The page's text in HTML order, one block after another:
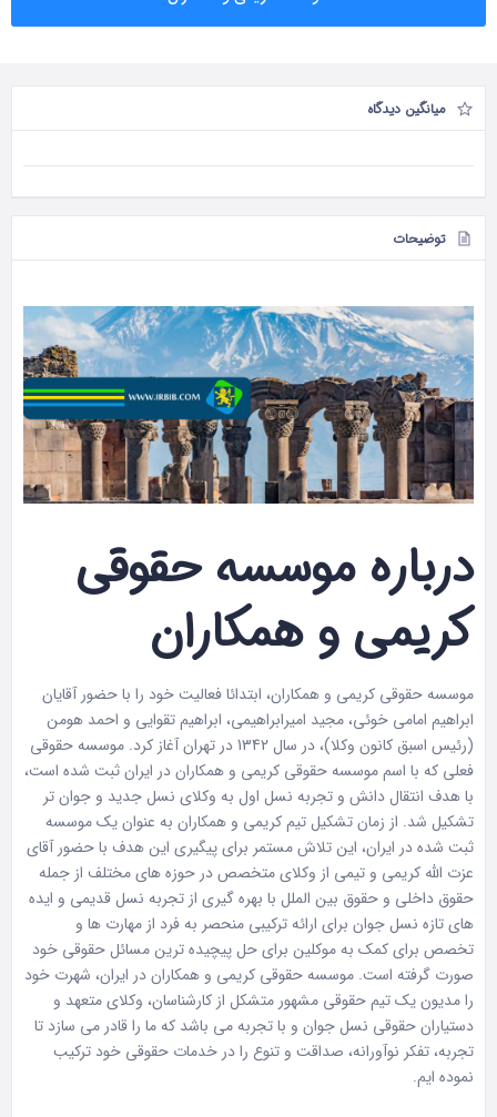
میانگین دیدگاه
توضیحات
درباره موسسه حقوقی
کریمی و همکاران
موسسه حقوقی کریمی و همکاران، ابتدائا فعالیت خود را با حضور آقایان
ابراهیم امامی خوئی، مجید امیرابراهیمی، ابراهیم تقوایی و احمد هومن
(رئیس اسبق کانون وکلا)، در سال 1342 در تهران آغاز کرد. موسسه حقوقی
فعلی که با اسم موسسه حقوقی کریمی و همکاران در ایران ثبت شده است،
با هدف انتقال دانش و تجربه نسل اول به وکلای نسل جدید و جوان تر
تشکیل شد. از زمان تشکیل تیم کریمی و همکاران به عنوان یک موسسه
ثبت شده در ایران، این تلاش مستمر برای پیگیری این هدف با حضور آقای
عزت الله کریمی و تیمی از وکلای متخصص در حوزه های مختلف از جمله
حقوق داخلی و حقوق بین الملل با بهره گیری از تجربه نسل قدیمی و ایده
های تازه نسل جوان برای ارائه ترکیبی منحصر به فرد از مهارت ها و
تخصص برای کمک به موکلین برای حل پیچیده ترین مسائل حقوقی خود
صورت گرفته است. موسسه حقوقی کریمی و همکاران در ایران، شهرت خود
را مدیون یک تیم حقوقی مشهور متشکل از کارشناسان، وکلای متعهد و
دستیاران حقوقی نسل جوان و با تجربه می باشد که ما را قادر می سازد تا
تجربه، تفکر نوآورانه، صداقت و تنوع را در خدمات حقوقی خود ترکیب
نموده ایم.